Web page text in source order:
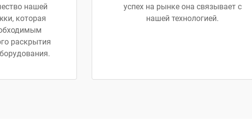
нашей
которая
раскрытия
успех на рынке она связывает с
нашей технологией.